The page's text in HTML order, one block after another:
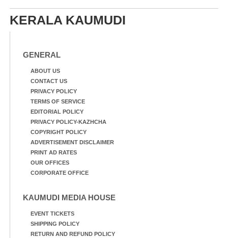
KERALA KAUMUDI
GENERAL
ABOUT US
CONTACT US
PRIVACY POLICY
TERMS OF SERVICE
EDITORIAL POLICY
PRIVACY POLICY-KAZHCHA
COPYRIGHT POLICY
ADVERTISEMENT DISCLAIMER
PRINT AD RATES
OUR OFFICES
CORPORATE OFFICE
KAUMUDI MEDIA HOUSE
EVENT TICKETS
SHIPPING POLICY
RETURN AND REFUND POLICY